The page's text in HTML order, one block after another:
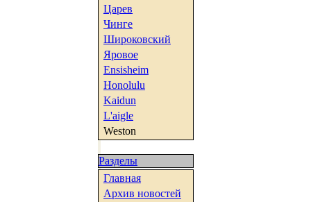
Царев
Чинге
Широковский
Яровое
Ensisheim
Honolulu
Kaidun
L'aigle
Weston
Разделы
Главная
Архив новостей